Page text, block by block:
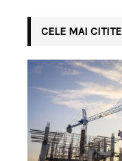
CELE MAI CITITE